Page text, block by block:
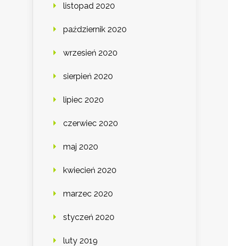
listopad 2020
październik 2020
wrzesień 2020
sierpień 2020
lipiec 2020
czerwiec 2020
maj 2020
kwiecień 2020
marzec 2020
styczeń 2020
luty 2019